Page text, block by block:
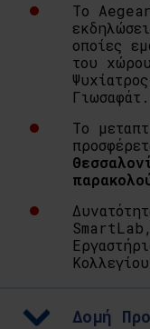
Το
οποίες
του
Γιωσαφάτ.
Το
Δομή